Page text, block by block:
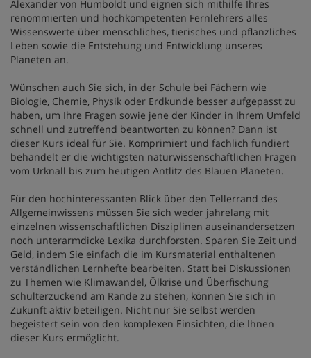
Alexander von Humboldt und eignen sich mithilfe Ihres
renommierten und hochkompetenten Fernlehrers alles
Wissenswerte über menschliches, tierisches und pflanzliches
Leben sowie die Entstehung und Entwicklung unseres
Planeten an.
Wünschen auch Sie sich, in der Schule bei Fächern wie
Biologie, Chemie, Physik oder Erdkunde besser aufgepasst zu
haben, um Ihre Fragen sowie jene der Kinder in Ihrem Umfeld
schnell und zutreffend beantworten zu können? Dann ist
dieser Kurs ideal für Sie. Komprimiert und fachlich fundiert
behandelt er die wichtigsten naturwissenschaftlichen Fragen
vom Urknall bis zum heutigen Antlitz des Blauen Planeten.
Für den hochinteressanten Blick über den Tellerrand des
Allgemeinwissens müssen Sie sich weder jahrelang mit
einzelnen wissenschaftlichen Disziplinen auseinandersetzen
noch unterarmdicke Lexika durchforsten. Sparen Sie Zeit und
Geld, indem Sie einfach die im Kursmaterial enthaltenen
verständlichen Lernhefte bearbeiten. Statt bei Diskussionen
zu Themen wie Klimawandel, Ölkrise und Überfischung
schulterzuckend am Rande zu stehen, können Sie sich in
Zukunft aktiv beteiligen. Nicht nur Sie selbst werden
begeistert sein von den komplexen Einsichten, die Ihnen
dieser Kurs ermöglicht.